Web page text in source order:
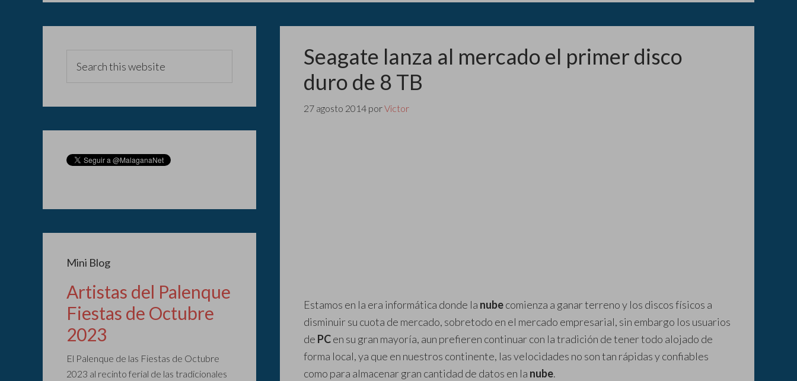
Seagate lanza al mercado el primer disco
duro de 8 TB
27 agosto 2014 porVictor
Estamos en la era informática donde la nubecomienza a ganar terreno y los discos físicos a
disminuir su cuota de mercado, sobretodo en el mercado empresarial, sin embargo los usuarios
de PCen su gran mayoría, aun prefieren continuar con la tradición de tener todo alojado de
forma local, ya que en nuestros continente, las velocidades no son tan rápidas y confiables
como para almacenar gran cantidad de datos en la nube.
Mini Blog
Artistas del Palenque
Fiestas de Octubre
2023
El Palenque de las Fiestas de Octubre
2023 al recinto ferial de las tradicionales